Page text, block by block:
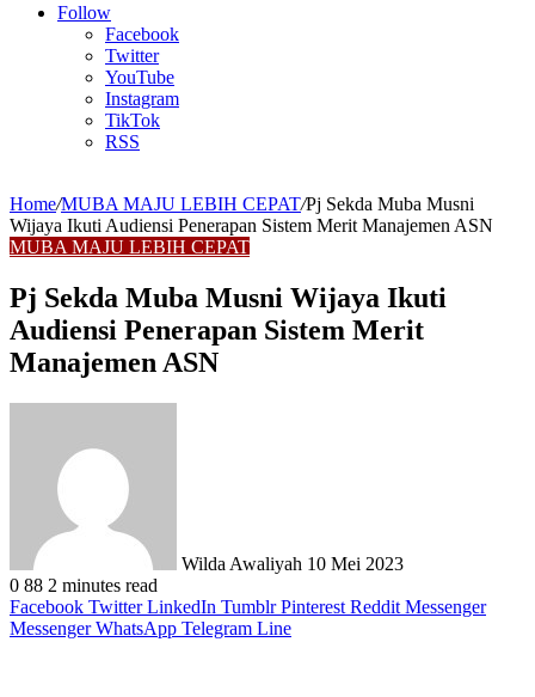
Article
Follow
Facebook
Twitter
YouTube
Instagram
TikTok
RSS
Home/MUBA MAJU LEBIH CEPAT/Pj Sekda Muba Musni
Wijaya Ikuti Audiensi Penerapan Sistem Merit Manajemen ASN
MUBA MAJU LEBIH CEPAT
Pj Sekda Muba Musni Wijaya Ikuti
Audiensi Penerapan Sistem Merit
Manajemen ASN
Wilda Awaliyah 10 Mei 2023
0 88 2 minutes read
Facebook Twitter LinkedIn Tumblr Pinterest Reddit Messenger
Messenger WhatsApp Telegram Line